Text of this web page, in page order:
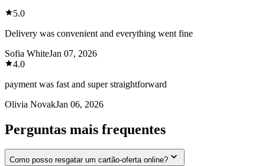
5.0
Delivery was convenient and everything went fine
Sofia WhiteJan 07, 2026
4.0
payment was fast and super straightforward
Olivia NovakJan 06, 2026
Perguntas mais frequentes
Como posso resgatar um cartão-oferta online?